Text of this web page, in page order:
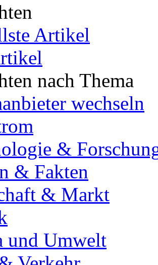
Artikel
nach Thema
wechseln
&
& Fakten
& Markt
und Umwelt